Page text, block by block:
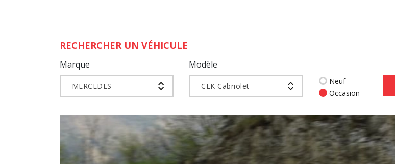
RECHERCHER UN VÉHICULE
Marque
MERCEDES
Modèle
CLK Cabriolet
Neuf
Occasion